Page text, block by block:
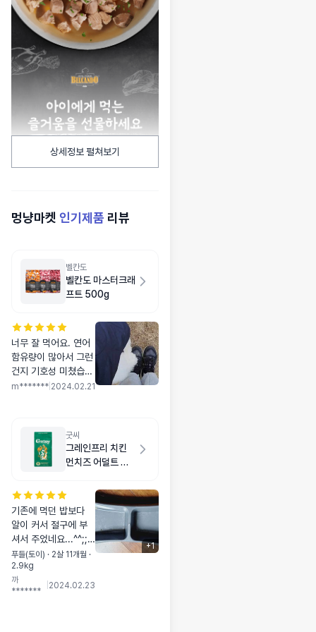
상세정보 펼쳐보기
멍냥마켓 인기제품 리뷰
벨칸도
벨칸도 마스터크래
프트 500g
너무 잘 먹어요. 연어
함유량이 많아서 그런
건지 기호성 미쳤습니
다. 키블이 좀 큰가 싶
용량 품절 풀리면 꼭
사서 쟁여야겠습니다.
m******* 2024.02.21
굿씨
그레인프리 치킨
먼치즈 어덜트 스
기존에 먹던 밥보다
알이 커서 절구에 부
셔서 주었네요...^^;;
저희 아가가 유치빠지
는 중이라 씹지를 못
해요..ㅠㅠ 그래서 그
푸들(토이) · 2살 11개월 ·
2.9kg
까
*******
2024.02.23
+1